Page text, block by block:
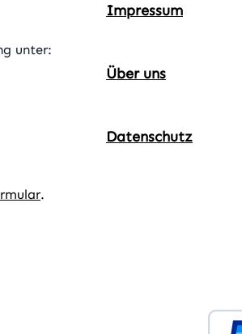
unter:
.
öffnet in neuem Tab (externer Link)
– öffnet in neuem Tab (externer
Impressum
Über uns
Datenschutz